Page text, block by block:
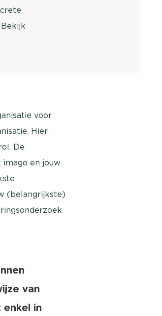
voor
Hier
De
en jouw
(belangrijkste)
van
in